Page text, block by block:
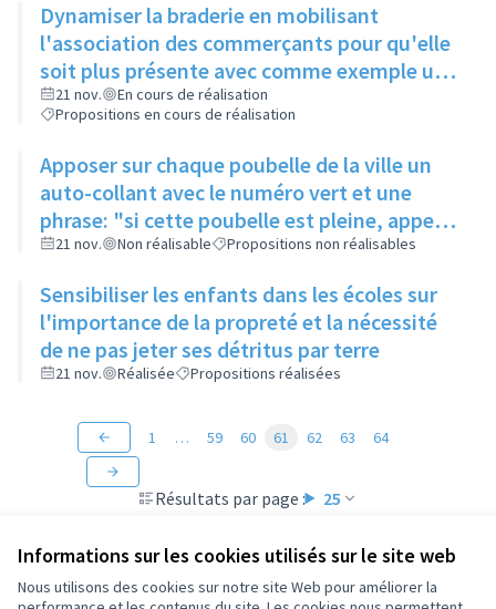
Informations sur les cookies utilisés sur le site web
Nous utilisons des cookies sur notre site Web pour améliorer la
Dynamiser la braderie en mobilisant
l'association des commerçants pour qu'elle
soit plus présente avec comme exemple un
coiffeur qui ferait des coupes de cheveux
dans la rue
21 nov.
En cours de réalisation
Propositions en cours de réalisation
Apposer sur chaque poubelle de la ville un
auto-collant avec le numéro vert et une
phrase: "si cette poubelle est pleine, appeler
le...." permettant à chaque habitant de
21 nov. Non réalisable Propositions non réalisables
Sensibiliser les enfants dans les écoles sur
l'importance de la propreté et la nécessité
de ne pas jeter ses détritus par terre
21 nov. Réalisée Propositions réalisées
Résultats par page : 25
1 … 59 60 61 62 63 64